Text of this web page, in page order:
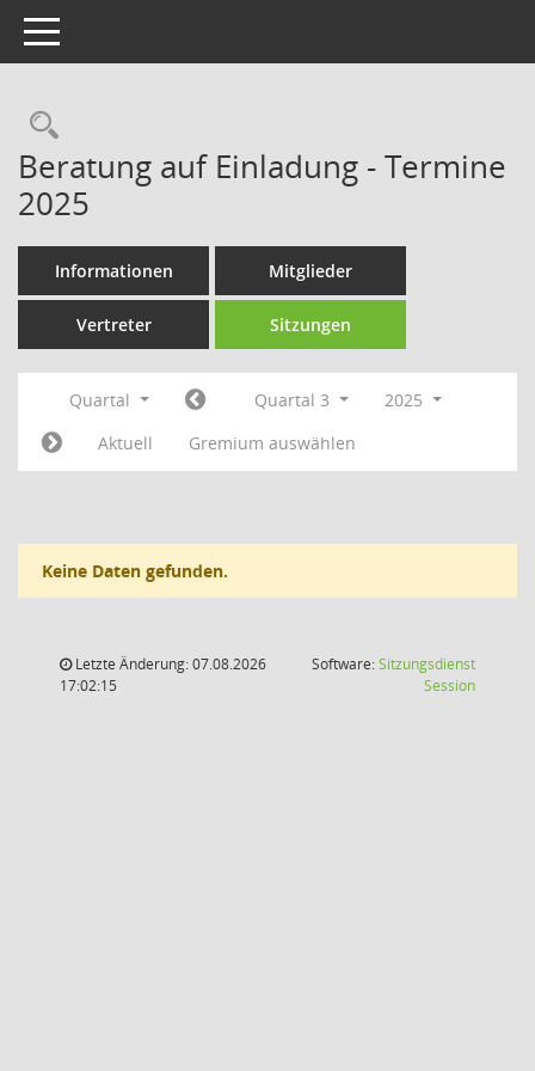
Toggle navigation
Rechercheauswahl
Beratung auf Einladung - Termine
2025
Informationen Mitglieder
Vertreter Sitzungen
Quartal Quartal 3
2025
Aktuell
Gremium auswählen
Keine Daten gefunden.
Letzte Änderung: 07.08.2026
17:02:15
Software:Sitzungsdienst
Session(Wird in